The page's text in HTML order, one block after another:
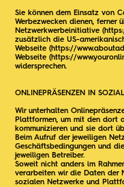
Sie können dem Einsatz von
Werbezwecken dienen, ferner
Netzwerkwerbeinitiative (
zusätzlich die US-
Webseite (https://
Webseite (https://
widersprechen.
ONLINEPRÄSENZEN IN
Wir unterhalten
Plattformen, um mit den dort
kommunizieren und sie dort
Beim Aufruf der jeweiligen
Geschäftsbedingungen und
jeweiligen Betreiber.
Soweit nicht anders im
verarbeiten wir die Daten der
sozialen Netzwerke und